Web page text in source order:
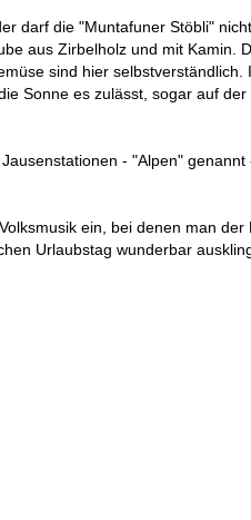
darf die "Muntafuner Stöbli"
aus Zirbelholz und mit Kamin.
sind hier selbstverständlich.
Sonne es zulässt, sogar auf
- "Alpen"
ein, bei denen man der
Urlaubstag wunderbar